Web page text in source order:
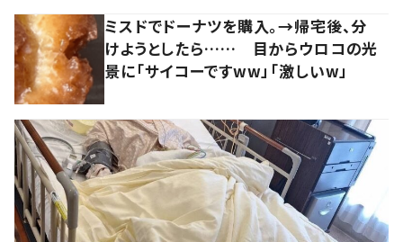
ミスドでドーナツを購入。→帰宅後、分
けようとしたら…… 目からウロコの光
景に「サイコーですww」「激しいw」